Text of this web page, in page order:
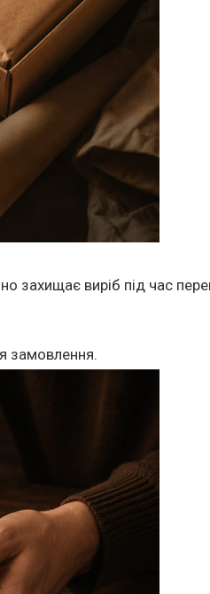
захищає виріб під час
замовлення.